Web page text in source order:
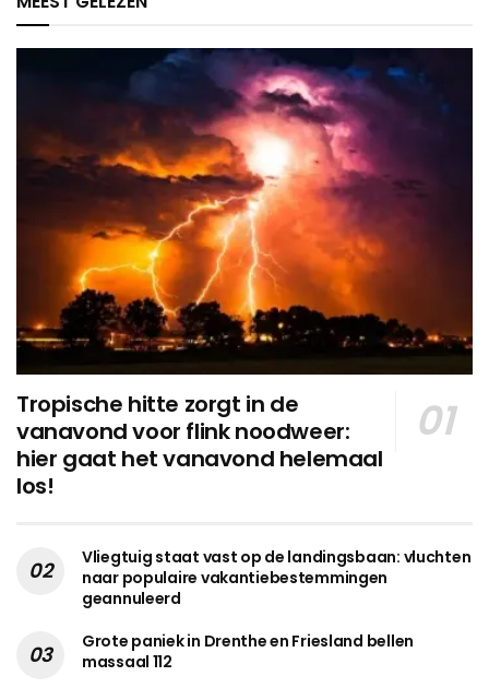
Tropische hitte zorgt in de
vanavond voor flink noodweer:
hier gaat het vanavond helemaal
los!
Vliegtuig staat vast op de landingsbaan: vluchten
naar populaire vakantiebestemmingen
geannuleerd
Grote paniek in Drenthe en Friesland bellen
massaal 112